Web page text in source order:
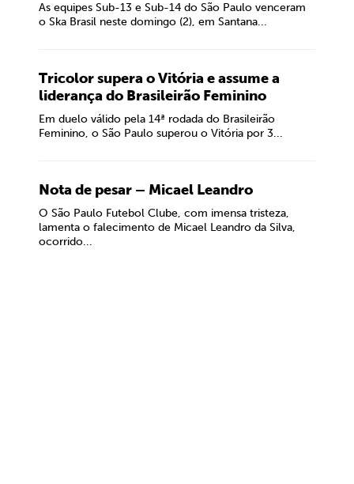
As equipes Sub-13 e Sub-14 do São Paulo venceram
o Ska Brasil neste domingo (2), em Santana...
Tricolor supera o Vitória e assume a
liderança do Brasileirão Feminino
Em duelo válido pela 14ª rodada do Brasileirão
Feminino, o São Paulo superou o Vitória por 3...
Nota de pesar – Micael Leandro
O São Paulo Futebol Clube, com imensa tristeza,
lamenta o falecimento de Micael Leandro da Silva,
ocorrido...